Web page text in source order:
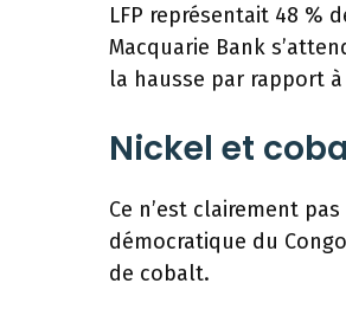
LFP représentait 48 %
Macquarie Bank
la hausse par rapport
Nickel et
Ce n’est clairement
démocratique du
de cobalt.